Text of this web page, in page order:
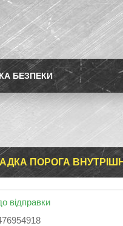
БЕЗПЕКИ
ПОРОГА
відправки